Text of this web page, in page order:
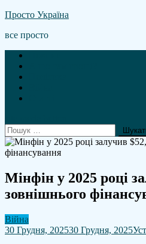
Skip
content
Просто Україна
все просто
Пошук:
Мінфін у 2025 році
зовнішнього
Війна
30 Грудня, 202530 Грудня, 2025